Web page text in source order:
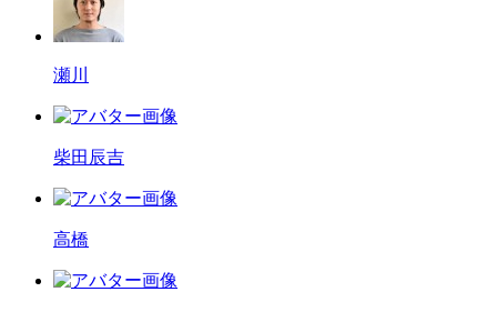
瀬川
柴田辰吉
高橋